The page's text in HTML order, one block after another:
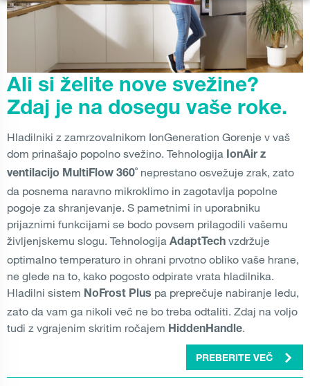
Ali si želite nove svežine?
Zdaj je na dosegu vaše roke.
Hladilniki z zamrzovalnikom IonGeneration Gorenje v vaš
dom prinašajo popolno svežino. Tehnologija IonAir z
ventilacijo MultiFlow 360˚ neprestano osvežuje zrak, zato
da posnema naravno mikroklimo in zagotavlja popolne
pogoje za shranjevanje. S pametnimi in uporabniku
prijaznimi funkcijami se bodo povsem prilagodili vašemu
življenjskemu slogu. Tehnologija AdaptTech vzdržuje
optimalno temperaturo in ohrani prvotno obliko vaše hrane,
ne glede na to, kako pogosto odpirate vrata hladilnika.
Hladilni sistem NoFrost Plus pa preprečuje nabiranje ledu,
zato da vam ga nikoli več ne bo treba odtaliti. Zdaj na voljo
tudi z vgrajenim skritim ročajem HiddenHandle.
PREBERITE VEČ